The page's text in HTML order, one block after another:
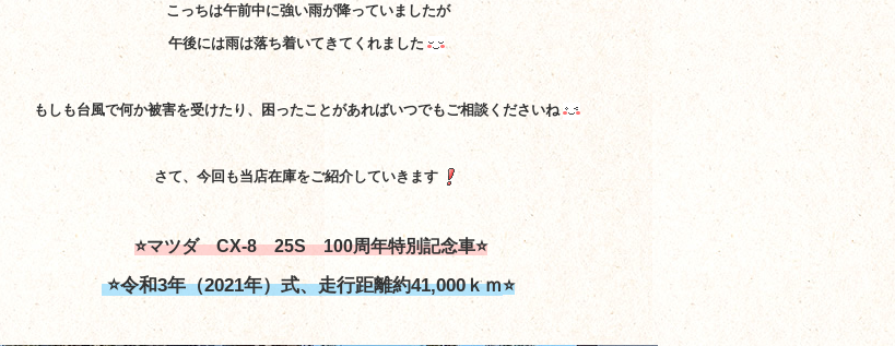
こっちは午前中に強い雨が降っていましたが
午後には雨は落ち着いてきてくれました
もしも台風で何か被害を受けたり、困ったことがあればいつでもご相談くださいね
さて、今回も当店在庫をご紹介していきます
⭐マツダ CX-8 25S 100周年特別記念車⭐
⭐令和3年（2021年）式、走行距離約41,000ｋｍ⭐